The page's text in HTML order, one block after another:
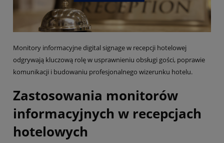
Monitory informacyjne digital signage w recepcji hotelowej
odgrywają kluczową rolę w usprawnieniu obsługi gości, poprawie
komunikacji i budowaniu profesjonalnego wizerunku hotelu.
Zastosowania monitorów
informacyjnych w recepcjach
hotelowych